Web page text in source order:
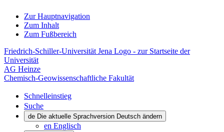
Zur Hauptnavigation
Zum Inhalt
Zum Fußbereich
Friedrich-Schiller-Universität Jena Logo - zur Startseite der
Universität
AG Heinze
Chemisch-Geowissenschaftliche Fakultät
Schnelleinstieg
Suche
de Die aktuelle Sprachversion Deutsch ändern
en Englisch